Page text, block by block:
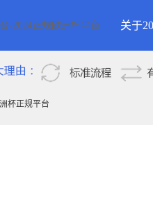
-2024正规欧洲杯平台 关于
2024
杯正规平台